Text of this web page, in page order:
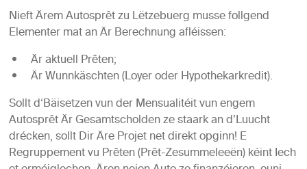
Nieft ÄremAutosprêt zu Lëtzebuerg musse follgend
Elementer mat an Är Berechnung afléissen:
Är aktuell Prêten;
Är Wunnkäschten (Loyer oder Hypothekarkredit).
Sollt d‘Bäisetzen vun der Mensualitéit vun engem
Autosprêt Är Gesamtscholden ze staark an d’Luucht
drécken, sollt Dir Äre Projet net direkt opginn! E
Regruppement vu Prêten (Prêt-Zesummeleeën) kéint Iech